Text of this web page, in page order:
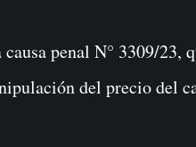
penal N° 3309/23,
del precio del